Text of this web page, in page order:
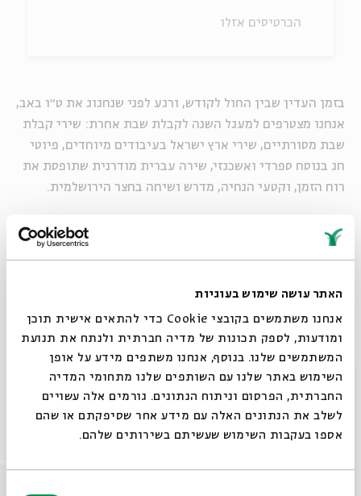
האתר עושה שימוש בעוגיות
אנחנו משתמשים בקובצי Cookie כדי להתאים אישית תוכן
ומודעות, לספק תכונות של מדיה חברתית ולנתח את תנועת
המשתמשים שלנו. בנוסף, אנחנו משתפים מידע על אופן
השימוש באתר שלנו עם השותפים שלנו מתחומי המדיה
החברתית, הפרסום וניתוח הנתונים. גורמים אלה עשויים
לשלב את הנתונים האלה עם מידע אחר שסיפקתם או שהם
אספו בעקבות השימוש שעשיתם בשירותים שלהם.
בזמן העדין שבין החול לקודש, ורגע לפני שנחגוג את ט״ו באב,
אנחנו מצטרפים למעגל השנה לקבלת שבת אחרת: שירי קבלת
שבת מסורתיים, שירי ארץ ישראל בעיבודים מיוחדים, פיוטי
חג בנוסח ספרדי ואשכנזי, שירה עברית מודרנית שתופסת את
רוח הזמן, וקטעי הנחיה, מדרש ושיחה בחצר הירושלמית.
קרדיט: מירי דוידוביץ, אילן בשור, אוהד רומנו
שיתוף הוספה ליומן
תגיות: פיוטים מוזיקה מוזיקה ישראלית פיוט קיץ מוזיקה יהודית
מוזיקה בירושלים קבלת שבת פיוטים בעברית
הכרטיסים אזלו
אירועים נוספים בסדרה
סגור